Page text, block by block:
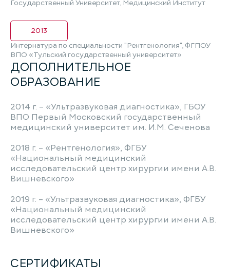
Государственный Университет, Медицинский Институт
2013
Интернатура по специальности "Рентгенология", ФГПОУ
ВПО «Тульский государственный университет»
ДОПОЛНИТЕЛЬНОЕ
ОБРАЗОВАНИЕ
2014 г. – «Ультразвуковая диагностика», ГБОУ
ВПО Первый Московский государственный
медицинский университет им. И.М. Сеченова
2018 г. – «Рентгенология», ФГБУ
«Национальный медицинский
исследовательский центр хирургии имени А.В.
Вишневского»
2019 г. – «Ультразвуковая диагностика», ФГБУ
«Национальный медицинский
исследовательский центр хирургии имени А.В.
Вишневского»
СЕРТИФИКАТЫ